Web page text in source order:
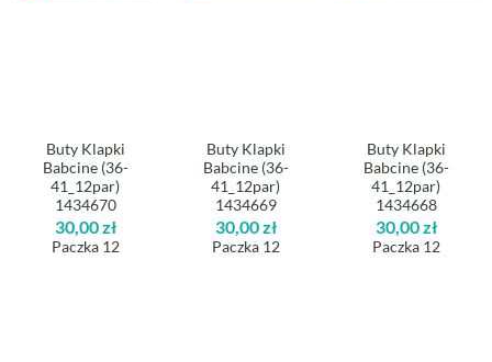
Buty Klapki
Babcine (36-
41_12par)
1434670
30,00zł
Paczka 12
Buty Klapki
Babcine (36-
41_12par)
1434669
30,00zł
Paczka 12
Buty Klapki
Babcine (36-
41_12par)
1434668
30,00zł
Paczka 12